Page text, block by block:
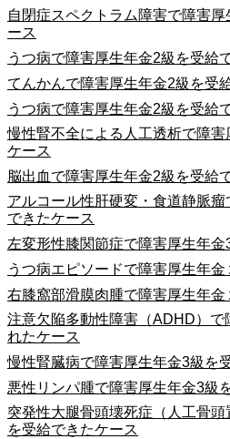
自閉症スペクトラム障害で障害
ース
うつ病で障害厚生年金2級を受給
てんかんで障害厚生年金2級を受
うつ病で障害厚生年金2級を受給
慢性腎不全による人工透析で障
ケース
脳出血で障害厚生年金2級を受給
アルコール性肝硬変・食道静脈
できたケース
左変形性膝関節症で障害厚生年
うつ病エピソードで障害厚生年
右膝窩部滑膜肉腫で障害厚生年
注意欠陥多動性障害（ADHD）で
れたケース
慢性腎臓病で障害厚生年金3級を
悪性リンパ腫で障害厚生年金3級
突発性大腿骨頭壊死症（人工骨
を受給できたケース